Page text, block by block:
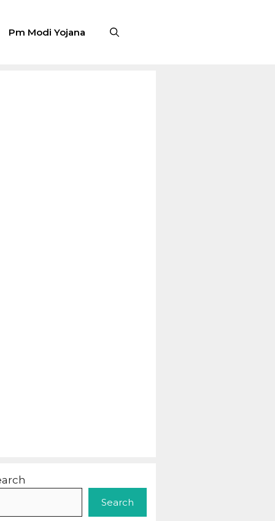
Pm Modi Yojana
Search